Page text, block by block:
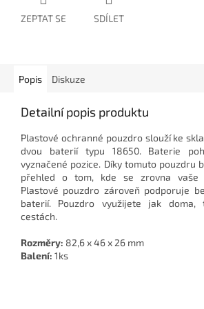
ZEPTAT SE SDÍLET
Popis Diskuze
Detailní popis produktu
Plastové ochranné pouzdro slouží ke
dvou baterií typu 18650. Baterie
vyznačené pozice. Díky tomuto pouzdru
přehled o tom, kde se zrovna vaše
Plastové pouzdro zároveň podporuje
baterií. Pouzdro využijete jak doma,
cestách.
Rozměry: 82,6 x 46 x 26 mm
Balení: 1ks